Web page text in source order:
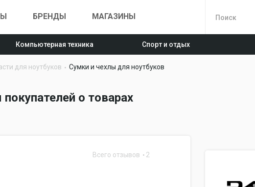
БРЕНДЫ МАГАЗИНЫ
Компьютерная техника Спорт и отдых
для ноутбуков Сумки и чехлы для ноутбуков
о товарах
Всего отзывов 2